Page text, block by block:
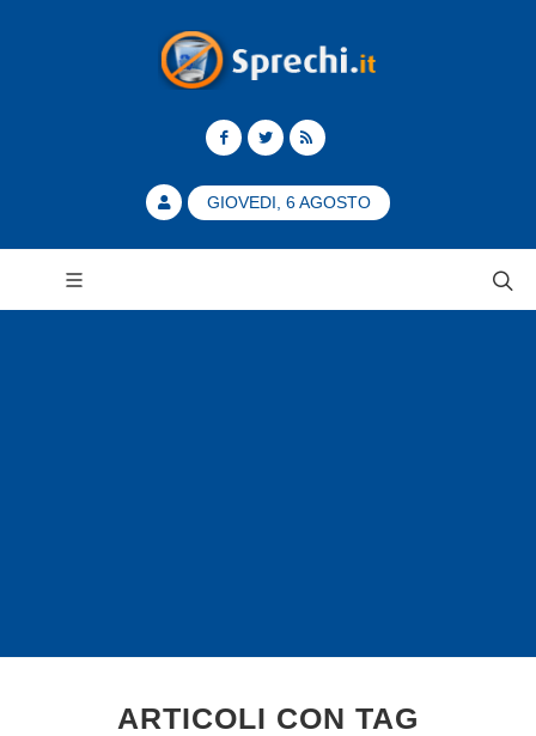
GIOVEDI, 6 AGOSTO
ARTICOLI CON TAG